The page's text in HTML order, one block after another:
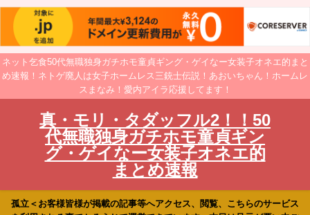
ネット乞食50代無職独身ガチホモ童貞ギング・ゲイなー女装子オネエ的まと
め速報！ネトゲ廃人は女子ホームレス三銃士伝説！あおいちゃん！ホームレ
スまなみ！愛内アイラ応援してます！
真・モリ・タダッフル2！！50
代無職独身ガチホモ童貞ギン
グ・ゲイなー女装子オネエ的
まとめ速報
孤立＜お客様皆様が掲載の記事等へアクセス、閲覧、こちらのサービス